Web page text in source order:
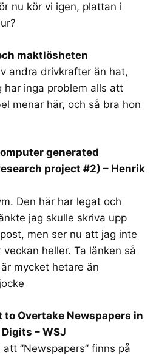
nu kör vi igen, plattan i
maktlösheten
andra drivkrafter än hat,
har inga problem alls att
menar här, och så bra hon
generated
project #2) – Henrik
Den här har legat och
jag skulle skriva upp
men ser nu att jag inte
heller. Ta länken så
mycket hetare än
to Overtake Newspapers in
– WSJ
”Newspapers” finns på